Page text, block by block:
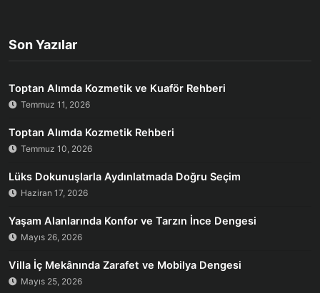
Son Yazılar
Toptan Alımda Kozmetik ve Kuaför Rehberi
Temmuz 11, 2026
Toptan Alımda Kozmetik Rehberi
Temmuz 10, 2026
Lüks Dokunuşlarla Aydınlatmada Doğru Seçim
Haziran 17, 2026
Yaşam Alanlarında Konfor ve Tarzın İnce Dengesi
Mayıs 26, 2026
Villa İç Mekânında Zarafet ve Mobilya Dengesi
Mayıs 25, 2026